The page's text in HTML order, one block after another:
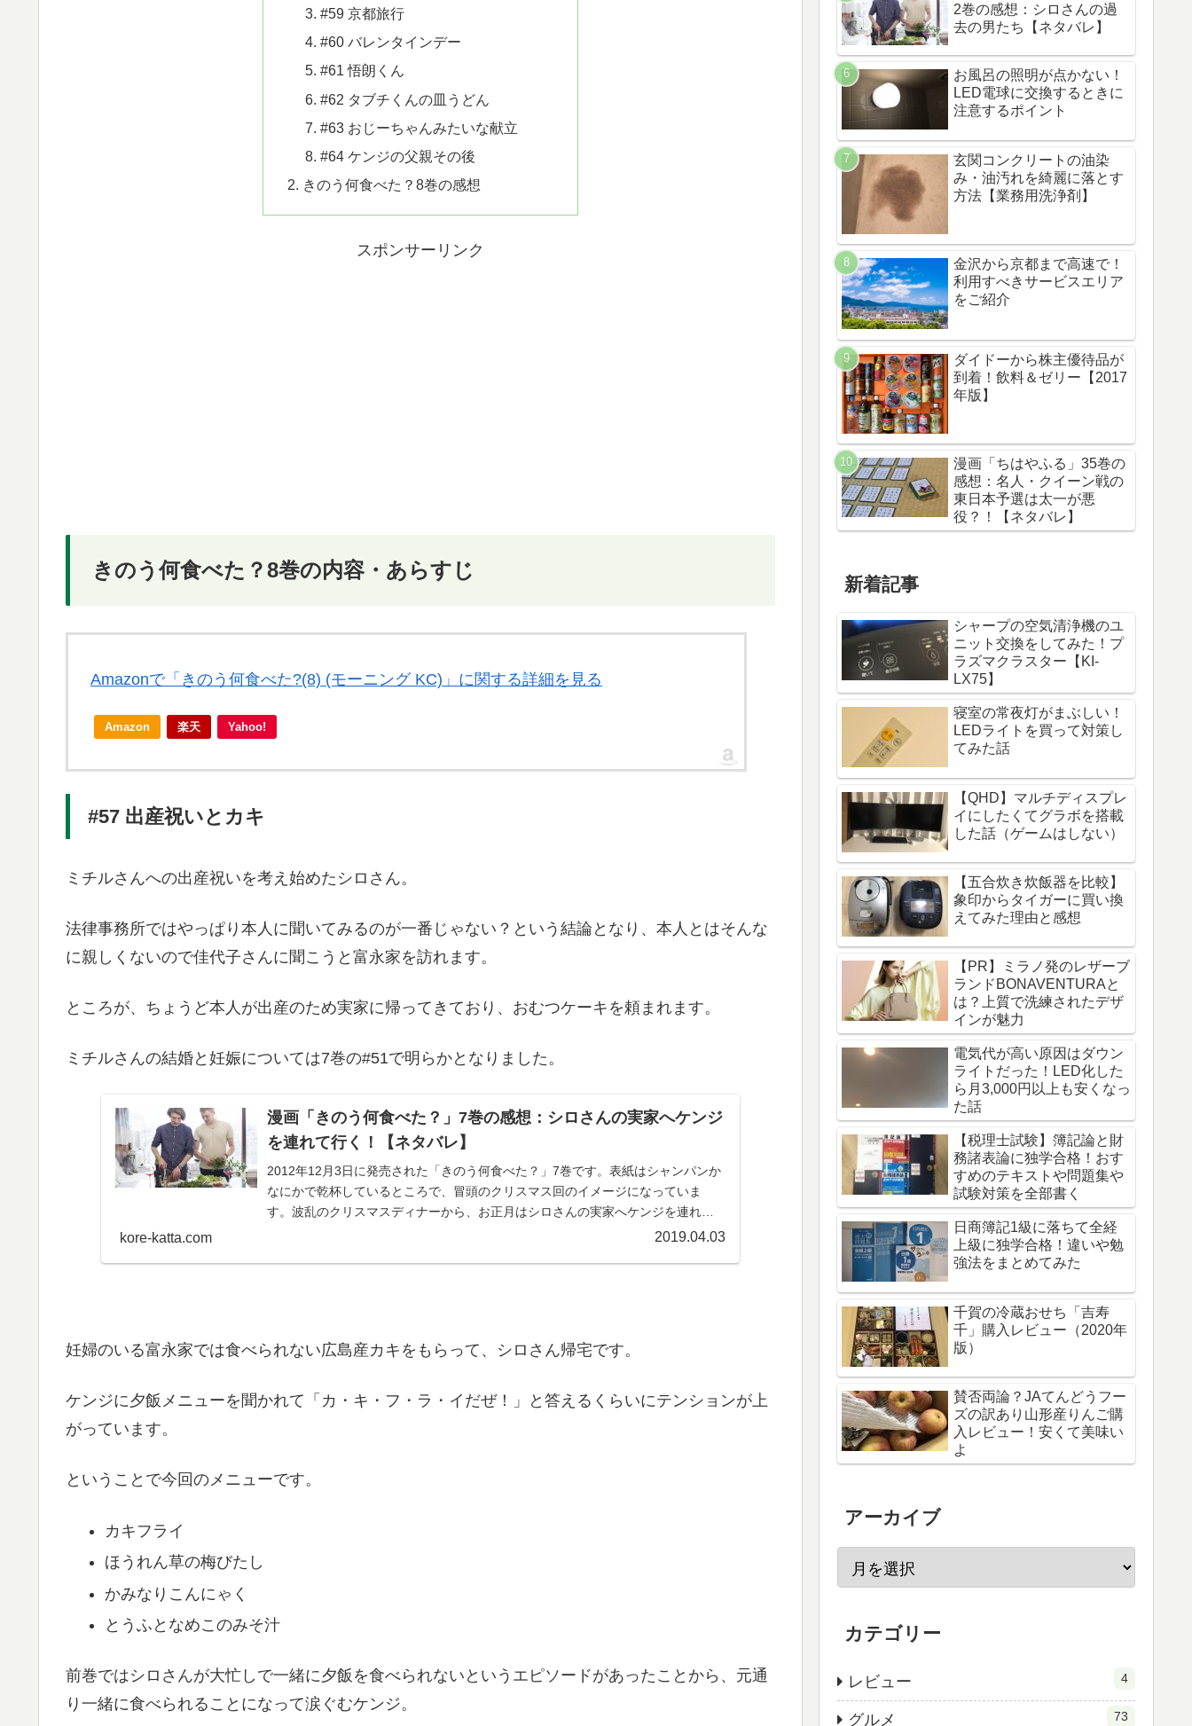
#59 京都旅行
#60 バレンタインデー
#61 悟朗くん
#62 タブチくんの皿うどん
#63 おじーちゃんみたいな献立
#64 ケンジの父親その後
きのう何食べた？8巻の感想
スポンサーリンク
きのう何食べた？8巻の内容・あらすじ
Amazonで「きのう何食べた?(8) (モーニング KC)」に関する詳細を見る
Amazon 楽天 Yahoo!
#57 出産祝いとカキ
ミチルさんへの出産祝いを考え始めたシロさん。
法律事務所ではやっぱり本人に聞いてみるのが一番じゃない？という結論となり、本人とはそんな
に親しくないので佳代子さんに聞こうと富永家を訪れます。
ところが、ちょうど本人が出産のため実家に帰ってきており、おむつケーキを頼まれます。
ミチルさんの結婚と妊娠については7巻の#51で明らかとなりました。
漫画「きのう何食べた？」7巻の感想：シロさんの実家へケンジ
を連れて行く！【ネタバレ】
2012年12月3日に発売された「きのう何食べた？」7巻です。表紙はシャンパンか
なにかで乾杯しているところで、冒頭のクリスマス回のイメージになっていま
す。波乱のクリスマスディナーから、お正月はシロさんの実家へケンジを連れて
kore-katta.com 2019.04.03
妊婦のいる富永家では食べられない広島産カキをもらって、シロさん帰宅です。
ケンジに夕飯メニューを聞かれて「カ・キ・フ・ラ・イだぜ！」と答えるくらいにテンションが上
がっています。
ということで今回のメニューです。
カキフライ
ほうれん草の梅びたし
かみなりこんにゃく
とうふとなめこのみそ汁
前巻ではシロさんが大忙しで一緒に夕飯を食べられないというエピソードがあったことから、元通
り一緒に食べられることになって涙ぐむケンジ。
2巻の感想：シロさんの過
去の男たち【ネタバレ】
お風呂の照明が点かない！
LED電球に交換するときに
注意するポイント
玄関コンクリートの油染
み・油汚れを綺麗に落とす
方法【業務用洗浄剤】
金沢から京都まで高速で！
利用すべきサービスエリア
をご紹介
ダイドーから株主優待品が
到着！飲料＆ゼリー【2017
年版】
漫画「ちはやふる」35巻の
感想：名人・クイーン戦の
東日本予選は太一が悪
役？！【ネタバレ】
新着記事
シャープの空気清浄機のユ
ニット交換をしてみた！プ
ラズマクラスター【KI-
LX75】
寝室の常夜灯がまぶしい！
LEDライトを買って対策し
てみた話
【QHD】マルチディスプレ
イにしたくてグラボを搭載
した話（ゲームはしない）
【五合炊き炊飯器を比較】
象印からタイガーに買い換
えてみた理由と感想
【PR】ミラノ発のレザーブ
ランドBONAVENTURAと
は？上質で洗練されたデザ
インが魅力
電気代が高い原因はダウン
ライトだった！LED化した
ら月3,000円以上も安くなっ
た話
【税理士試験】簿記論と財
務諸表論に独学合格！おす
すめのテキストや問題集や
試験対策を全部書く
日商簿記1級に落ちて全経
上級に独学合格！違いや勉
強法をまとめてみた
千賀の冷蔵おせち「吉寿
千」購入レビュー（2020年
版）
賛否両論？JAてんどうフー
ズの訳あり山形産りんご購
入レビュー！安くて美味い
よ
アーカイブ
カテゴリー
レビュー 4
グルメ 73